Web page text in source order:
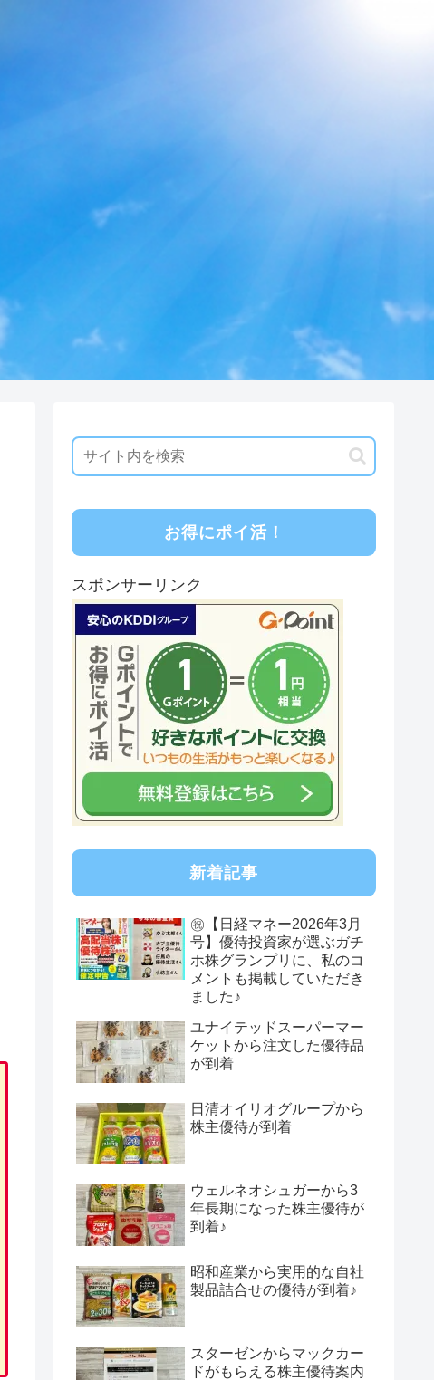
お得にポイ活！
スポンサーリンク
新着記事
㊗【日経マネー2026年3月
号】優待投資家が選ぶガチ
ホ株グランプリに、私のコ
メントも掲載していただき
ました♪
ユナイテッドスーパーマー
ケットから注文した優待品
が到着
日清オイリオグループから
株主優待が到着
ウェルネオシュガーから3
年長期になった株主優待が
到着♪
昭和産業から実用的な自社
製品詰合せの優待が到着♪
スターゼンからマックカー
ドがもらえる株主優待案内